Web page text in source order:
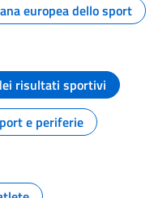
europea dello sport
risultati sportivi
e periferie